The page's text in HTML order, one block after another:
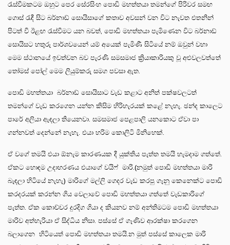
රැස්වීමකටම ඔහුට පෙර සේරසිංහ පොඩි මහත්තයා තමන්ගේ පිරිවර සමඟ
ගොස් රැඳී සිට බර්නාඩ් සොයිසාගේ කතාව අවසන් වන විට නැවත එතනින්
පිටත් වී ඊළඟ රැස්වීමට යන බවත්, පොඩි මහත්තයා පැමිණෙන විට බර්නාඩ්
සොයිසට හතුරු පාර්ශවයෙන් යම් අයෙක් පැමිණී සිටියේ නම් ඔවුන් වහා
මෙම ස්ථානයේ ඉවත්වන බව පැරණි සමසමාජ ක්‍රියාකාරියකු වූ අළුවලවත්තේ
තෝමස් පෝල් මෙම ලියුම්කරු සමග පවසා ඇත.
පොඩි මහත්තයා බර්නාඩ් සොයිසාට වැඩ කළාට අනිත් පක්ෂවලටත්
තමන්ගේ වැඩ කරගෙන යන්න කිසිම හිරිහැරයක් කළේ නැහැ. ඡන්ද කාලෙට
පාරේ අලියා ඇඳලා තියෙනවා. සමසමාජ පෙළපාලි යනකොට ඒවා පා
ගන්නවත් දෙන්නේ නැහැ. එයා හරිම කොලිටි මිනිහෙක්.
ඒ වගේ තමයි එයා ඕනැම කාරණයක දී යුක්තිය පැත්ත තමයි හැමදාම ගත්තේ.
ඒකට හොඳම උදාහරණය එයාගේ වයිෆ් මාරි.(නමුත් පොඩි මහත්තයා මාරි
බැඳලා හිටියේ නැහැ) මාරිගේ මල්ලි ගෙදර වැඩ කරපු ගෑනු කෙනෙක්ට පොඩි
කරදරයක් කරන්න ගිය වෙලාවේ පොඩි මහත්තයා ගත්තේ වැඩකාරිගේ
පැත්ත. ඒක කොච්චර දුරදිග ගියා ද කියනව නම් අන්තිමටම පොඩි මහත්තයා
මාරිව අත්හැරියා ඒ සිද්ධිය නිසා. පස්සේ ඒ ගෑණිව ආරක්ෂා කරගෙන
බලාගෙන හිටියෙත් පොඩි මහත්තයා තමයි.න මුත් පස්සේ කාලෙක මාරි